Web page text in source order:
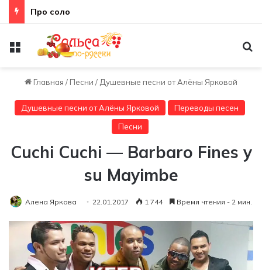
Про соло
Меню
Главная / Песни / Душевные песни от Алёны Ярковой
Душевные песни от Алёны Ярковой
Переводы песен
Песни
Cuchi Cuchi — Barbaro Fines y
su Mayimbe
Алена Яркова 22.01.2017 1 744 Время чтения - 2 мин.